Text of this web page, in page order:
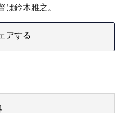
鈴木雅之。
アする